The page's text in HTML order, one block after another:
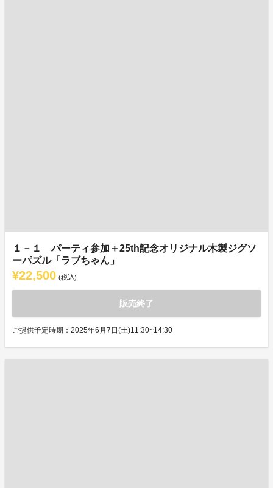
１－１ パーティ参加＋25th記念オリジナル木製ジグソ
ーパズル「ラブちゃん」
¥22,500 (税込)
販売終了
ご提供予定時期：2025年6月7日(土)11:30~14:30